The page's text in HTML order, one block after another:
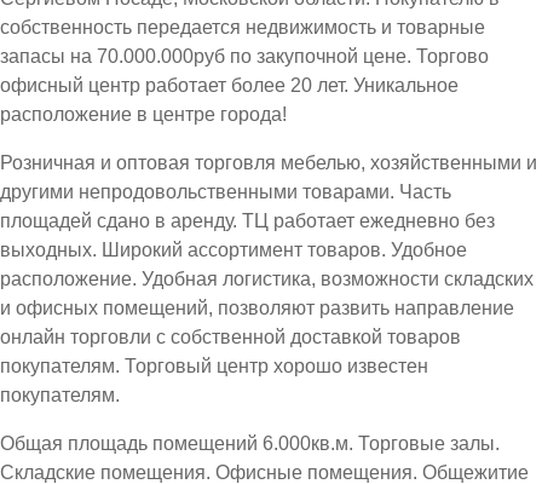
собственность передается недвижимость и товарные
запасы на 70.000.000руб по закупочной цене. Торгово
офисный центр работает более 20 лет. Уникальное
расположение в центре города!
Розничная и оптовая торговля мебелью, хозяйственными и
другими непродовольственными товарами. Часть
площадей сдано в аренду. ТЦ работает ежедневно без
выходных. Широкий ассортимент товаров. Удобное
расположение. Удобная логистика, возможности складских
и офисных помещений, позволяют развить направление
онлайн торговли с собственной доставкой товаров
покупателям. Торговый центр хорошо известен
покупателям.
Общая площадь помещений 6.000кв.м. Торговые залы.
Складские помещения. Офисные помещения. Общежитие